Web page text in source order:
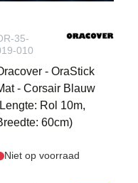
35-
010
- OraStick
- Corsair Blauw
Rol 10m,
60cm)
Niet op voorraad